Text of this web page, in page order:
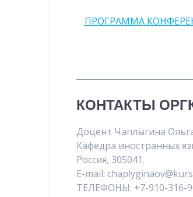
ПРОГРАММА
КОНТАКТЫ
Доцент Чаплыгина
Кафедра иностранных
Россия, 305041.
E-mail:
ТЕЛЕФОНЫ: +7-910-316-